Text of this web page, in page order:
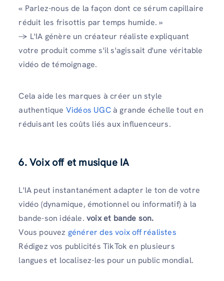
« Parlez-nous de la façon dont ce sérum capillaire
réduit les frisottis par temps humide. »
→ L'IA génère un créateur réaliste expliquant
votre produit comme s'il s'agissait d'une véritable
vidéo de témoignage.
Cela aide les marques à créer un style
authentique Vidéos UGCà grande échelle tout en
réduisant les coûts liés aux influenceurs.
6. Voix off et musique IA
L'IA peut instantanément adapter le ton de votre
vidéo (dynamique, émotionnel ou informatif) à la
bande-son idéale. voix et bande son.
Vous pouvez générer des voix off réalistes
Rédigez vos publicités TikTok en plusieurs
langues et localisez-les pour un public mondial.